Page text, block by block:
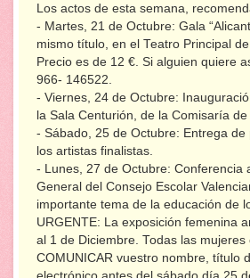
Los actos de esta semana,
- Martes, 21 de Octubre: Gala
mismo título, en el Teatro Principal
Precio es de 12 €. Si alguien quiere
966- 146522.
- Viernes, 24 de Octubre:
la Sala Centurión, de la Comisaría de
- Sábado, 25 de Octubre: Entrega
los artistas finalistas.
- Lunes, 27 de Octubre: Conferencia
General del Consejo Escolar
importante tema de la educación de
URGENTE: La exposición femenina
al 1 de Diciembre. Todas las
COMUNICAR vuestro nombre, título